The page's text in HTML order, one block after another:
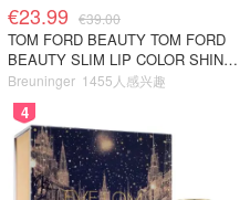
€23.99 €39.00
TOM FORD BEAUTY TOM FORD
BEAUTY SLIM LIP COLOR SHINE
口红 open back色
Breuninger 1455人感兴趣
4